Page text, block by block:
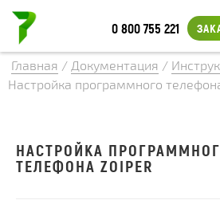
0 800 755 221
Главная / Документация /
Настройка программного
НАСТРОЙКА
ТЕЛЕФОНА ZOIPER